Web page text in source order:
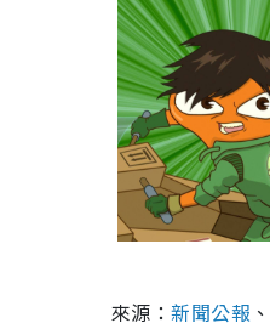
來源：新聞公報 、